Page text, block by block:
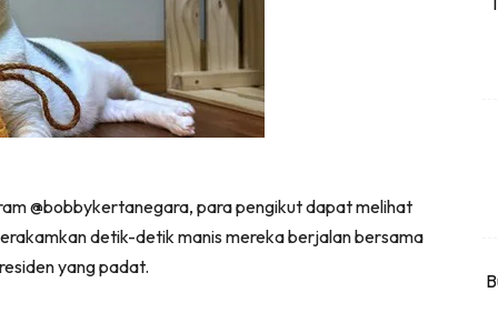
High Rise
Landed
Impiana
Ilham Impiana 360
Ilham Impiana Inspirasi Selebriti
@bobbykertanegara, para pengikut dapat melihat
detik-detik manis mereka berjalan bersama
yang padat.